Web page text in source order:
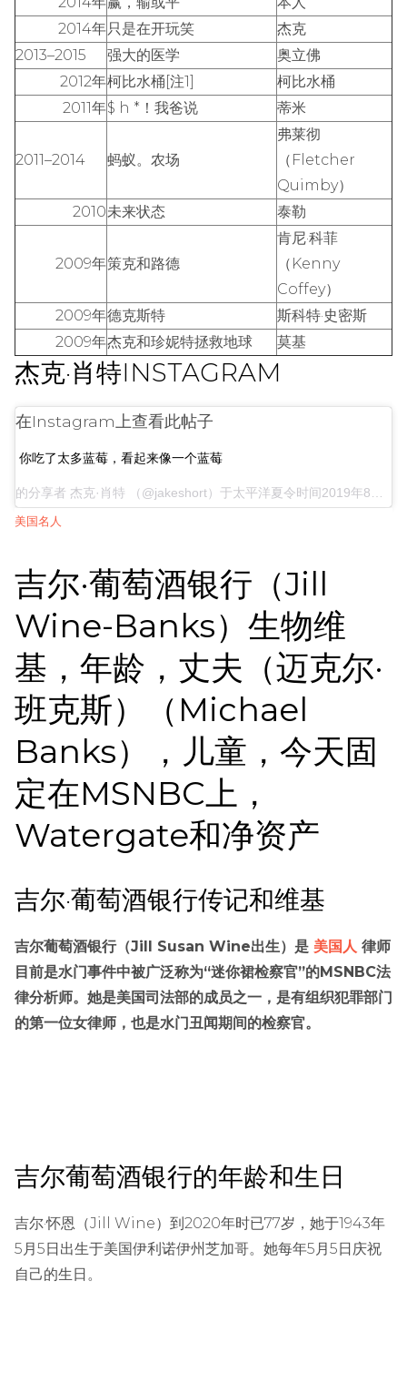
2014年 只是在开玩笑
杰克
2013–2015
强大的医学
奥立佛
2012年柯比水桶[注1]
柯比水桶
2011年$ h *！我爸说 蒂米
2011–2014 蚂蚁。农场
弗莱彻
（Fletcher
Quimby）
2010未来状态 泰勒
2009年策克和路德
肯尼·科菲
（Kenny
Coffey）
2009年德克斯特
斯科特·史密斯
2009年杰克和珍妮特拯救地球 莫基
杰克·肖特INSTAGRAM
在Instagram上查看此帖子
你吃了太多蓝莓，看起来像一个蓝莓
的分享者 杰克·肖特 （@jakeshort）于太平洋夏令时间2019年8月8日下午1:15
美国名人
吉尔·葡萄酒银行（Jill
Wine-Banks）生物维
基，年龄，丈夫（迈克尔·
班克斯）（Michael
Banks），儿童，今天固
定在MSNBC上，
Watergate和净资产
吉尔·葡萄酒银行传记和维基
吉尔葡萄酒银行（Jill Susan Wine出生）是 美国人 律师
目前是水门事件中被广泛称为“迷你裙检察官”的MSNBC法
律分析师。她是美国司法部的成员之一，是有组织犯罪部门
的第一位女律师，也是水门丑闻期间的检察官。
吉尔葡萄酒银行的年龄和生日
吉尔·怀恩（Jill Wine）到2020年时已77岁，她于1943年
5月5日出生于美国伊利诺伊州芝加哥。她每年5月5日庆祝
自己的生日。